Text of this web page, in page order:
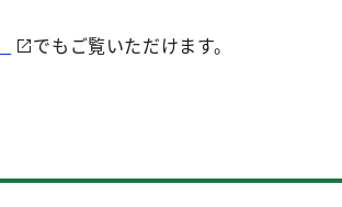
でもご覧いただけます。